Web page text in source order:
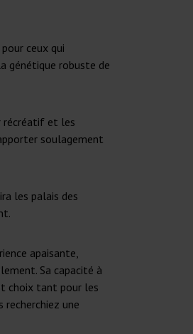
ceux qui
génétique robuste de
récréatif et les
soulagement
les palais des
apaisante,
Sa capacité à
choix tant pour les
une